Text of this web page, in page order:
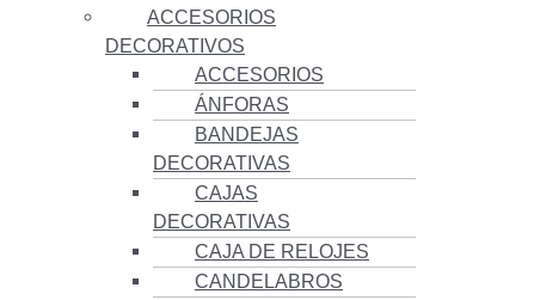
ACCESORIOS
DECORATIVOS
ACCESORIOS
ÁNFORAS
BANDEJAS
DECORATIVAS
CAJAS
DECORATIVAS
CAJA DE RELOJES
CANDELABROS